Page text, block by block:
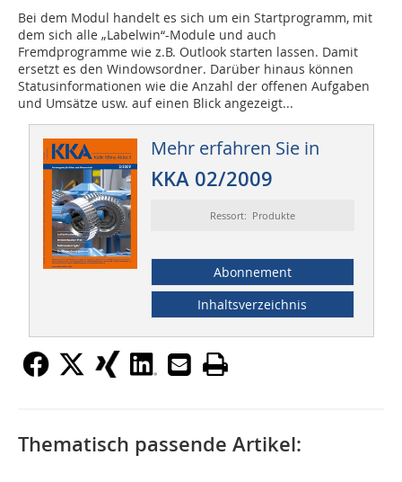
Bei dem Modul handelt es sich um ein Startprogramm, mit
dem sich alle „Labelwin“-Module und auch
Fremdprogramme wie z.B. Outlook starten lassen. Damit
ersetzt es den Windowsordner. Darüber hinaus können
Status­informationen wie die Anzahl der offenen Aufgaben
und Umsätze usw. auf einen Blick angezeigt...
Mehr erfahren Sie in
KKA 02/2009
Ressort: Produkte
Abonnement
Inhaltsverzeichnis
Thematisch passende Artikel: